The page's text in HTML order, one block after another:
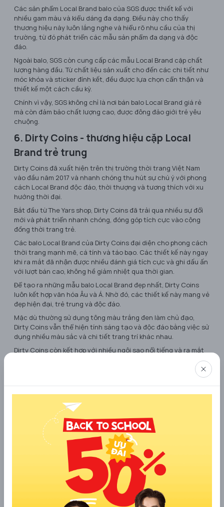
Các sản phẩm Local Brand balo của SGS được thiết kế với
nhiều gam màu và kiểu dáng đa dạng. Điều này cho thấy
thương hiệu này luôn lắng nghe và hiểu rõ nhu cầu của thị
trường, từ đó phát triển các mẫu sản phẩm đa dạng và độc
đáo.
Ngoài balo, SGS còn cung cấp các mẫu Local Brand cặp chất
lượng hàng đầu. Từ chất liệu sản xuất cho đến các chi tiết như
móc khóa và sticker đính kết, đều được lựa chọn cẩn thận và
thiết kế một cách cầu kỳ.
Chính vì vậy, SGS không chỉ là nơi bán balo Local Brand giá rẻ
mà còn đảm bảo chất lượng cao, được đông đảo giới trẻ yêu
chuộng.
6. Dirty Coins - thương hiệu cặp Local
Brand trẻ trung
Dirty Coins đã xuất hiện trên thị trường thời trang Việt Nam
vào đầu năm 2017 và nhanh chóng thu hút sự chú ý với phong
cách Local Brand độc đáo, thời thượng và tương thích với xu
hướng thời đại.
Bắt đầu từ The Yars shop, Dirty Coins đã trải qua nhiều sự đổi
mới và phát triển nhanh chóng, đóng góp tích cực vào cộng
đồng thời trang trẻ.
Các balo Local Brand của Dirty Coins đại diện cho phong cách
thời trang mạnh mẽ, cá tính và táo bạo. Các thiết kế này ngay
khi ra mắt đã nhận được nhiều đánh giá tích cực và ghi dấu ấn
với lượt bán cao, không hề giảm nhiệt qua thời gian.
Để tạo ra những mẫu balo Local Brand đẹp nhất, Dirty Coins
luôn kết hợp văn hóa Âu và Á. Nhờ đó, các thiết kế này mang vẻ
đẹp hiện đại, trẻ trung và độc đáo.
Mặc dù thường sử dụng tông màu trắng đen làm chủ đạo,
Dirty Coins vẫn thể hiện tính sáng tạo và độc đáo bằng việc sử
dụng nhiều màu sắc và chi tiết trang trí khác nhau.
Dirty Coins còn kết hợp với nhiều ngôi sao nổi tiếng và ra mắt
nhiều mẫu Top balo Local Brand độc đáo và cá tính. Điều này đã
giúp thương hiệu thu hút sự chú ý của đông đảo cộng đồng
Những thành tựu này đã giúp Dirty Coins thành công và ghi
dấu ấn với những thiết kế balo Local Brand đáng mua, mang
đậm chất Streetwear và gần gũi với thị trường trong nước.
7. Bama Bag - thương hiệu cặp Local
Brand cá tính
Bama Bag đã ra đời trong thời kỳ sóng Local đang thịnh hành
trên thị trường thời trang Việt. Thương hiệu này đã nhanh
chóng phát triển với sự sáng tạo và tư duy riêng biệt. Không
hạn chế bản thân bằng việc chỉ thiết kế và sản xuất quần áo
như nhiều Local Brand khác, Bama Bag đã chọn lựa các mẫu